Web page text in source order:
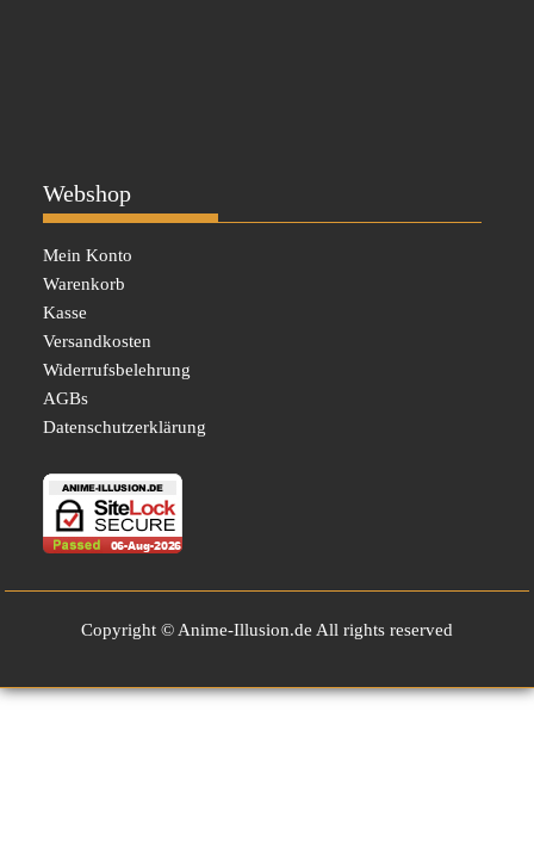
Webshop
Mein Konto
Warenkorb
Kasse
Versandkosten
Widerrufsbelehrung
AGBs
Datenschutzerklärung
Copyright © Anime-Illusion.de All rights reserved